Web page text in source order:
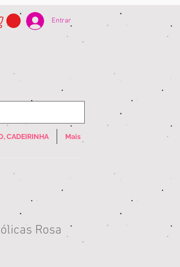
Entrar
CADEIRINHA Mais
Rosa